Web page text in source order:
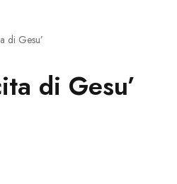
di Gesu’
di Gesu’